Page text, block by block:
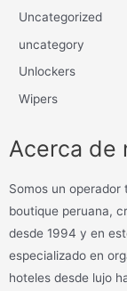
Uncategorized
uncategory
Unlockers
Wipers
Acerca de
Somos un
boutique peruana,
desde 1994 y en
especializado en
hoteles desde lujo